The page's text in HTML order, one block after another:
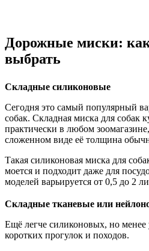
Дорожные миски:
выбрать
Складные силиконовые
Сегодня это самый популярный
собак. Складная миска для собак
практически в любом
сложенном виде её толщина
Такая силиконовая миска для
моется и подходит даже для
моделей варьируется от 0,5 до 2
Складные тканевые или
Ещё легче силиконовых, но
коротких прогулок и походов.